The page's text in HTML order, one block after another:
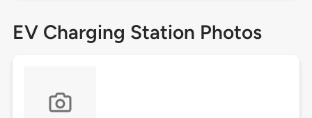
EV Charging Station Photos